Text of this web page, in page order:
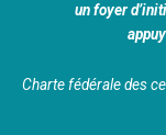
un foyer
Charte fédérale des